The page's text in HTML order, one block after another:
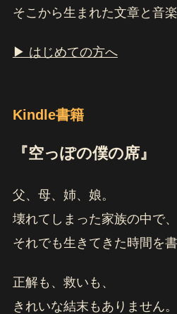
そこから生まれた文章と音
▶ はじめての方へ
Kindle書籍
『空っぽの僕の席』
父、母、姉、娘。
壊れてしまった家族の中で、
それでも生きてきた時間を書
正解も、救いも、
きれいな結末もありません。